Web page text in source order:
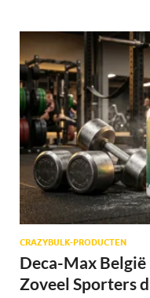
CRAZYBULK-PRODUCTEN
Deca-Max
Zoveel Sporters